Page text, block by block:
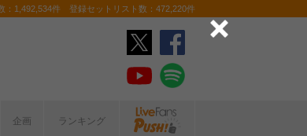
1,492,534件 登録セットリスト数：472,220件
企画 ランキング